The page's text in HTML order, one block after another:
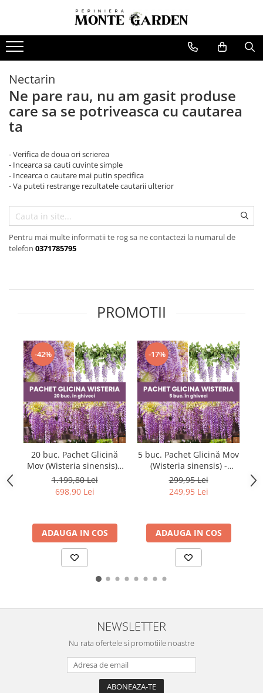
Pomi fructiferi
Visin
Mar
Par
Cais
Zarzar
Nectarin
Alun
Gutui
Mosmon
Prun
Kiwi
Migdal
Rodiu
Vita de vie
Pentru vin
Trandafiri
Trandafiri copac (Pomisor)
Trandafiri tufa
Trandafiri pomisor plangator
Conifere
Ienupar
Picea
Abies
Pin
Arbusti
Agris
Catina
Mure
Aronia
Afin
Capsuni
Bulbi
Bulbi Lalele
Bulbi de Narcise
Bulbi de Crini
Nectarin
Ne pare rau, nu am gasit produse
care sa se potriveasca cu cautarea
ta
- Verifica de doua ori scrierea
- Incearca sa cauti cuvinte simple
- Incearca o cautare mai putin specifica
- Va puteti restrange rezultatele cautarii ulterior
Pentru mai multe informatii te rog sa ne contactezi la numarul de
telefon 0371785795
PROMOTII
-42%
20 buc. Pachet Glicină
Mov (Wisteria sinensis) -
Plantă Urcătoare - la
Ghiveci
1.199,80 Lei
698,90 Lei
ADAUGA IN COS
-17%
5 buc. Pachet Glicină Mov
(Wisteria sinensis) -
Plantă Urcătoare - la
Ghiveci
299,95 Lei
249,95 Lei
ADAUGA IN COS
NEWSLETTER
Nu rata ofertele si promotiile noastre